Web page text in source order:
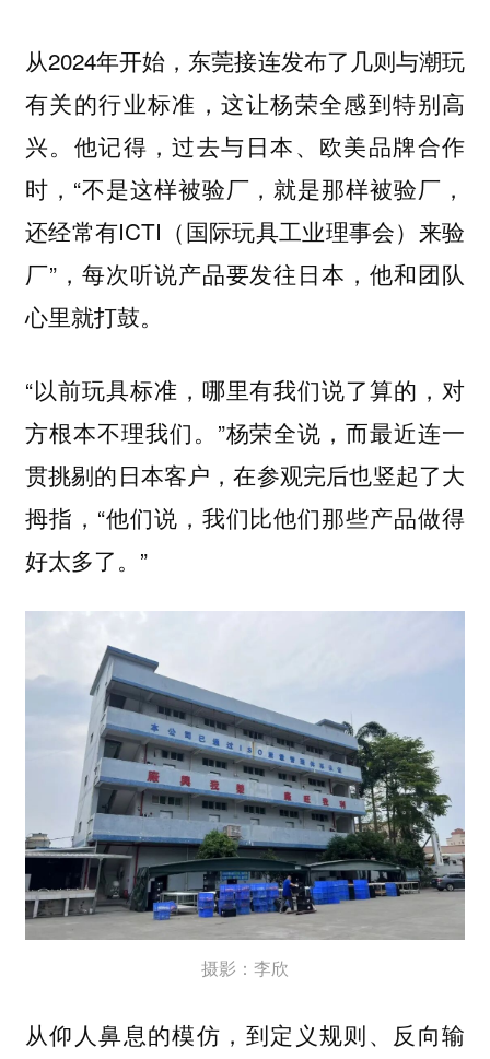
从2024年开始，东莞接连发布了几则与潮玩
有关的行业标准，这让杨荣全感到特别高
兴。他记得，过去与日本、欧美品牌合作
时，“不是这样被验厂，就是那样被验厂，
还经常有ICTI（国际玩具工业理事会）来验
厂”，每次听说产品要发往日本，他和团队
心里就打鼓。
“以前玩具标准，哪里有我们说了算的，对
方根本不理我们。”杨荣全说，而最近连一
贯挑剔的日本客户，在参观完后也竖起了大
拇指，“他们说，我们比他们那些产品做得
好太多了。”
摄影：李欣
从仰人鼻息的模仿，到定义规则、反向输